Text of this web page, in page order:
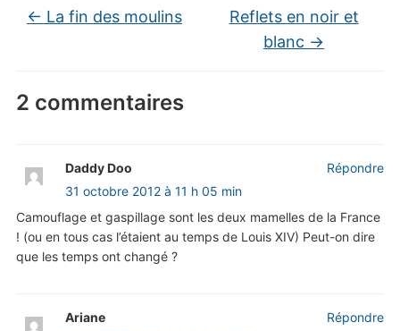
← La fin des moulins
Reflets en noir et
blanc →
2 commentaires
Daddy Doo
31 octobre 2012 à 11 h 05 min
Camouflage et gaspillage sont les deux mamelles de la France
! (ou en tous cas l’étaient au temps de Louis XIV) Peut-on dire
que les temps ont changé ?
Répondre
Ariane
Répondre